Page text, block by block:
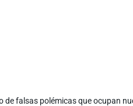
falsas polémicas que ocupan